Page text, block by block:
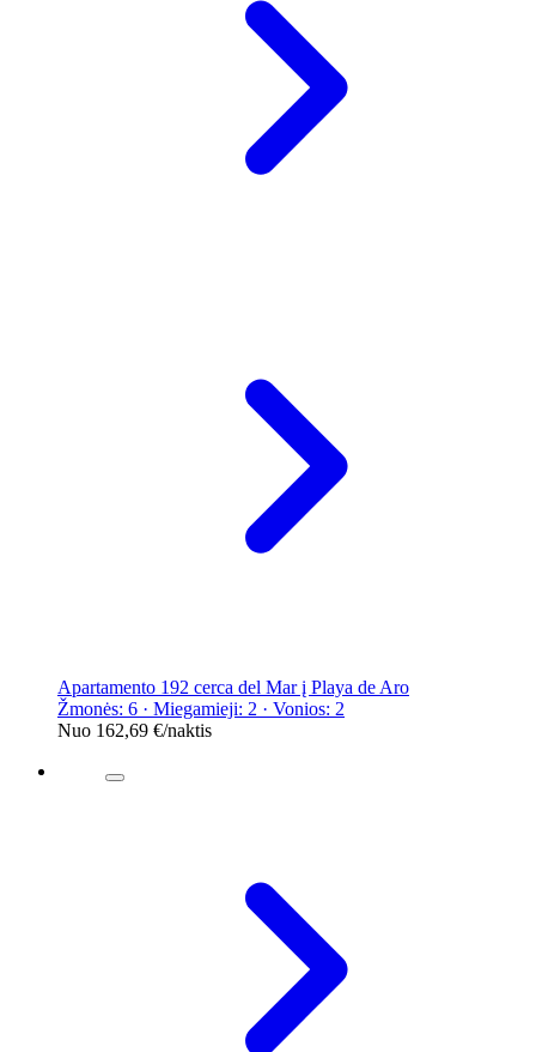
Apartamento 192 cerca del Mar į Playa de Aro
Žmonės: 6 · Miegamieji: 2 · Vonios: 2
Nuo 162,69 €/naktis